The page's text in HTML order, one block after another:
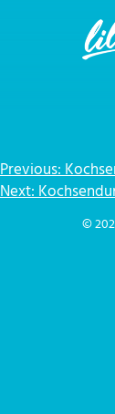
Previous:
Next:
©